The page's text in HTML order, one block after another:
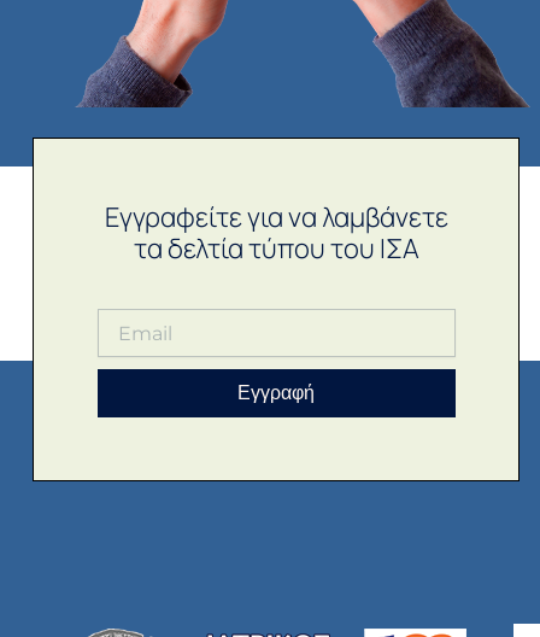
Εγγραφείτε για να λαμβάνετε
τα δελτία τύπου του ΙΣΑ
Εγγραφή